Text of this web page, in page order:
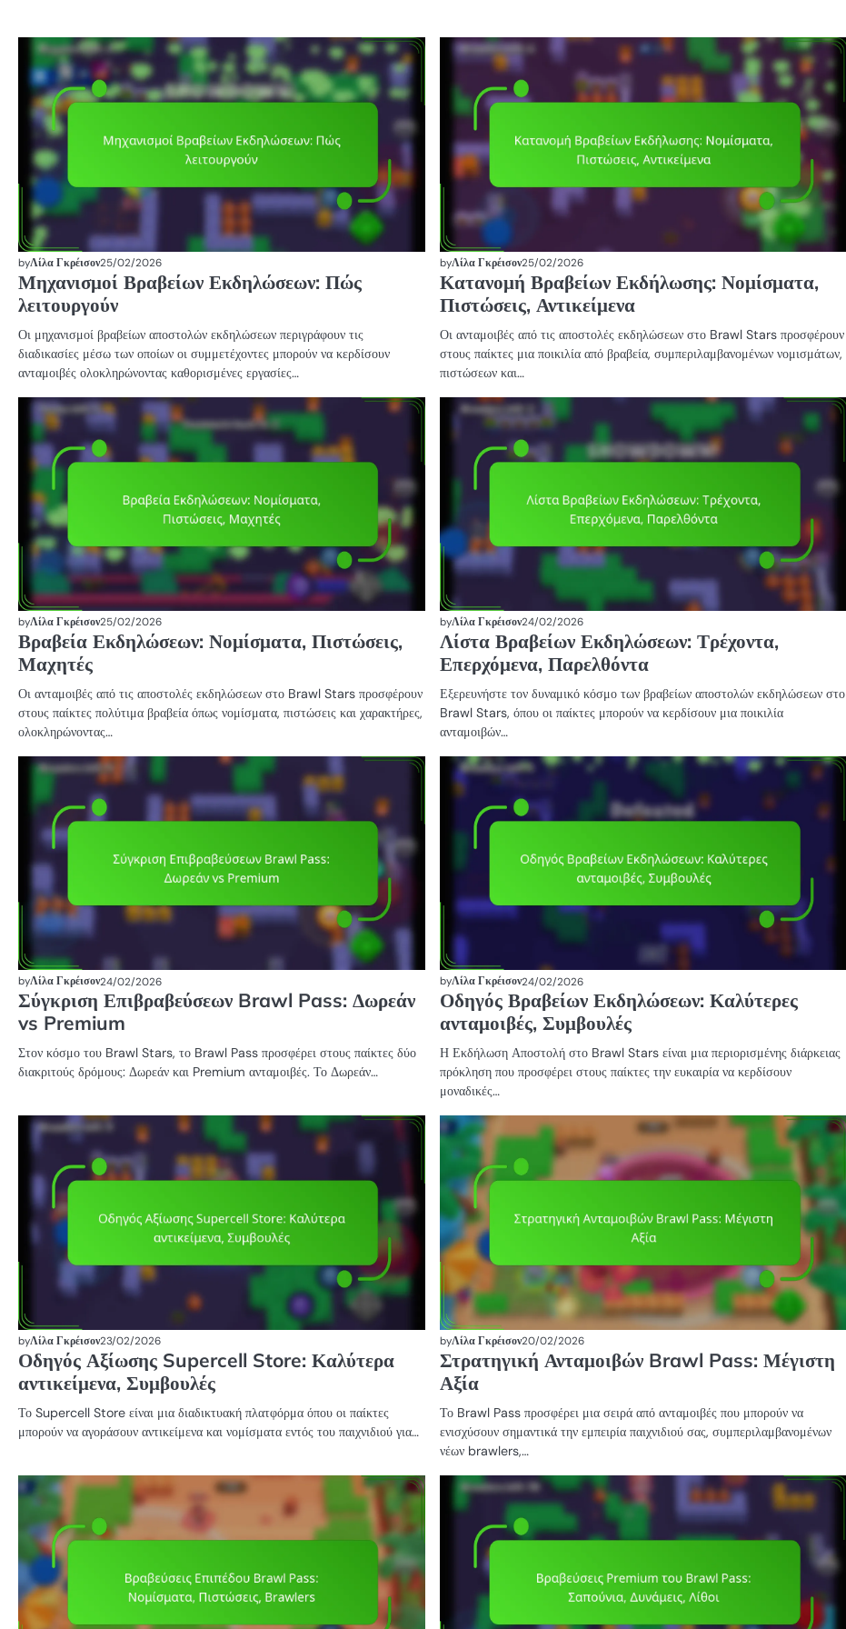
ΑΙΤΉΜΑΤΑ
ΚΑΤΑΣΤΉΜΑΤΟΣ
SUPERCELL
byΛίλα Γκρέισον25/02/2026
Μηχανισμοί Βραβείων Εκδηλώσεων: Πώς
λειτουργούν
Οι μηχανισμοί βραβείων αποστολών εκδηλώσεων περιγράφουν τις
διαδικασίες μέσω των οποίων οι συμμετέχοντες μπορούν να κερδίσουν
ανταμοιβές ολοκληρώνοντας καθορισμένες εργασίες…
byΛίλα Γκρέισον25/02/2026
Κατανομή Βραβείων Εκδήλωσης: Νομίσματα,
Πιστώσεις, Αντικείμενα
Οι ανταμοιβές από τις αποστολές εκδηλώσεων στο Brawl Stars προσφέρουν
στους παίκτες μια ποικιλία από βραβεία, συμπεριλαμβανομένων νομισμάτων,
πιστώσεων και…
ΒΡΑΒΕΊΑ
ΕΚΔΗΛΏΣΕΩΝ
QUESTS
byΛίλα Γκρέισον25/02/2026
Βραβεία Εκδηλώσεων: Νομίσματα, Πιστώσεις,
Μαχητές
Οι ανταμοιβές από τις αποστολές εκδηλώσεων στο Brawl Stars προσφέρουν
στους παίκτες πολύτιμα βραβεία όπως νομίσματα, πιστώσεις και χαρακτήρες,
ολοκληρώνοντας…
byΛίλα Γκρέισον24/02/2026
Λίστα Βραβείων Εκδηλώσεων: Τρέχοντα,
Επερχόμενα, Παρελθόντα
Εξερευνήστε τον δυναμικό κόσμο των βραβείων αποστολών εκδηλώσεων στο
Brawl Stars, όπου οι παίκτες μπορούν να κερδίσουν μια ποικιλία
ανταμοιβών…
ΒΡΑΒΕΊΑ
BRAWL
byΛίλα Γκρέισον24/02/2026
Σύγκριση Επιβραβεύσεων Brawl Pass: Δωρεάν
vs Premium
Στον κόσμο του Brawl Stars, το Brawl Pass προσφέρει στους παίκτες δύο
διακριτούς δρόμους: Δωρεάν και Premium ανταμοιβές. Το Δωρεάν…
byΛίλα Γκρέισον24/02/2026
Οδηγός Βραβείων Εκδηλώσεων: Καλύτερες
ανταμοιβές, Συμβουλές
Η Εκδήλωση Αποστολή στο Brawl Stars είναι μια περιορισμένης διάρκειας
πρόκληση που προσφέρει στους παίκτες την ευκαιρία να κερδίσουν
μοναδικές…
ΑΙΤΉΜΑΤΑ
ΚΑΤΑΣΤΉΜΑΤΟΣ
SUPERCELL
byΛίλα Γκρέισον23/02/2026
Οδηγός Αξίωσης Supercell Store: Καλύτερα
αντικείμενα, Συμβουλές
Το Supercell Store είναι μια διαδικτυακή πλατφόρμα όπου οι παίκτες
μπορούν να αγοράσουν αντικείμενα και νομίσματα εντός του παιχνιδιού για…
byΛίλα Γκρέισον20/02/2026
Στρατηγική Ανταμοιβών Brawl Pass: Μέγιστη
Αξία
Το Brawl Pass προσφέρει μια σειρά από ανταμοιβές που μπορούν να
ενισχύσουν σημαντικά την εμπειρία παιχνιδιού σας, συμπεριλαμβανομένων
νέων brawlers,…
ΒΡΑΒΕΊΑ
BRAWL